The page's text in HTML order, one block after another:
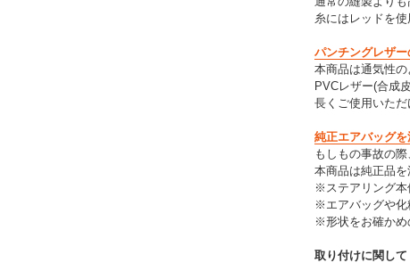
糸にはレッドを
パンチングレザー
本商品は通気性の
PVCレザー(合成
長くご使用いただ
純正エアバッグを
もしもの事故の
本商品は純正品
※ステアリング本
※エアバッグや化
※形状をお確かめ
取り付けに関して